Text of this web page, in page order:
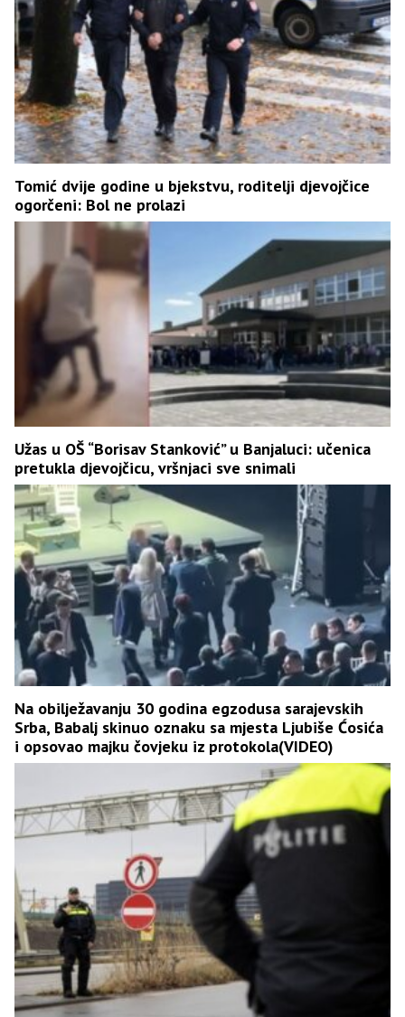
Tomić dvije godine u bjekstvu, roditelji djevojčice
ogorčeni: Bol ne prolazi
Užas u OŠ “Borisav Stanković” u Banjaluci: učenica
pretukla djevojčicu, vršnjaci sve snimali
Na obilježavanju 30 godina egzodusa sarajevskih
Srba, Babalj skinuo oznaku sa mjesta Ljubiše Ćosića
i opsovao majku čovjeku iz protokola(VIDEO)